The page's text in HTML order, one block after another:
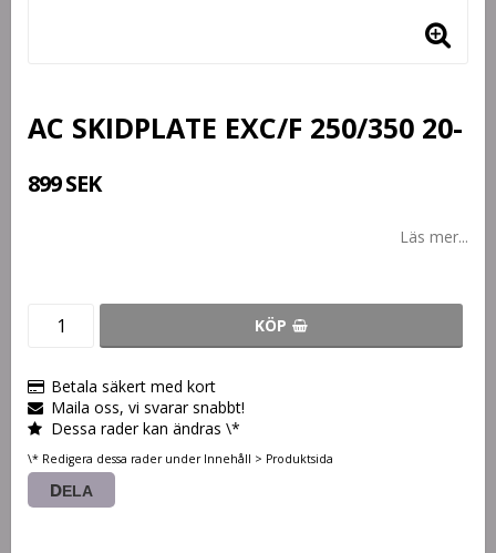
AC SKIDPLATE EXC/F 250/350 20-
899 SEK
Läs mer...
KÖP
Betala säkert med kort
Maila oss, vi svarar snabbt!
Dessa rader kan ändras \*
\* Redigera dessa rader under Innehåll > Produktsida
DELA